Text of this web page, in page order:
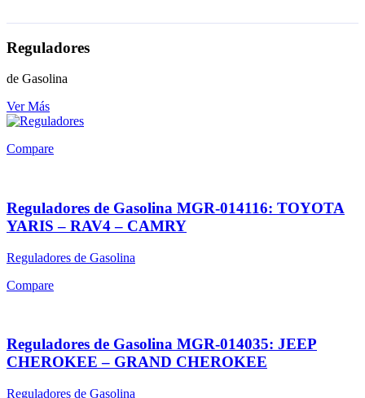
Reguladores
de Gasolina
Ver Más
Compare
Reguladores de Gasolina MGR-014116: TOYOTA
YARIS – RAV4 – CAMRY
Reguladores de Gasolina
Compare
Reguladores de Gasolina MGR-014035: JEEP
CHEROKEE – GRAND CHEROKEE
Reguladores de Gasolina